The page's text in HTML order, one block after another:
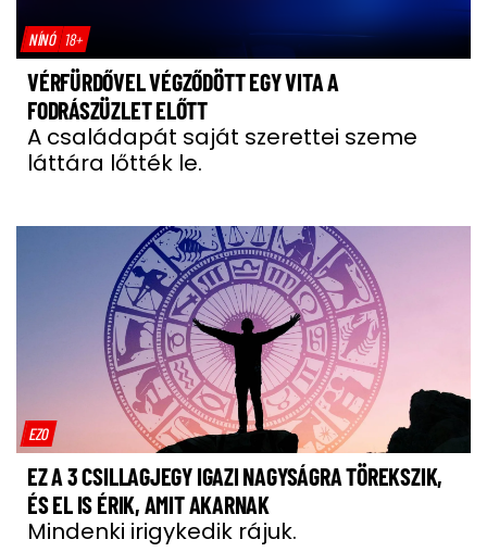
NÍNÓ 18+
VÉRFÜRDŐVEL VÉGZŐDÖTT EGY VITA A
FODRÁSZÜZLET ELŐTT
A családapát saját szerettei szeme
láttára lőtték le.
EZO
EZ A 3 CSILLAGJEGY IGAZI NAGYSÁGRA TÖREKSZIK,
ÉS EL IS ÉRIK, AMIT AKARNAK
Mindenki irigykedik rájuk.